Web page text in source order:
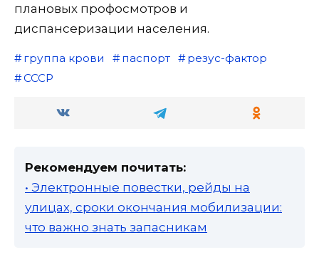
плановых профосмотров и
диспансеризации населения.
группа крови паспорт
резус-фактор
СССР
Рекомендуем почитать:
• Электронные повестки, рейды на
улицах, сроки окончания мобилизации:
что важно знать запасникам